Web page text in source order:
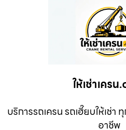
ให้เช่าเคร
บริการรถเครน รถเฮี๊ยบให้เช่
อาชีพ